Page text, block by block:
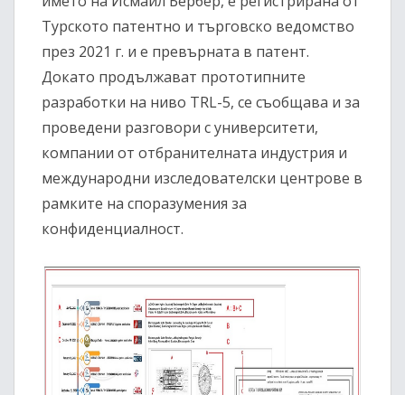
Турското патентно и търговско ведомство
през 2021 г. и е превърната в патент.
Докато продължават прототипните
разработки на ниво TRL-5, се съобщава и за
проведени разговори с университети,
компании от отбранителната индустрия и
международни изследователски центрове в
рамките на споразумения за
конфиденциалност.